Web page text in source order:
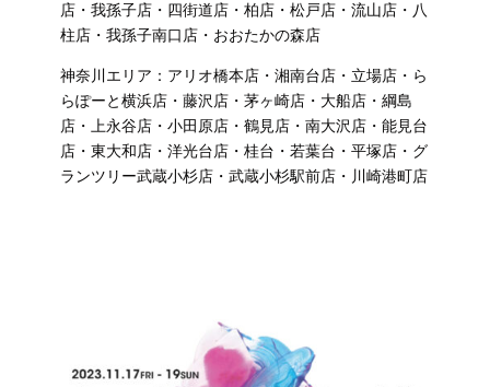
店・我孫子店・四街道店・柏店・松戸店・流山店・八
柱店・我孫子南口店・おおたかの森店
神奈川エリア：アリオ橋本店・湘南台店・立場店・ら
らぽーと横浜店・藤沢店・茅ヶ崎店・大船店・綱島
店・上永谷店・小田原店・鶴見店・南大沢店・能見台
店・東大和店・洋光台店・桂台・若葉台・平塚店・グ
ランツリー武蔵小杉店・武蔵小杉駅前店・川崎港町店